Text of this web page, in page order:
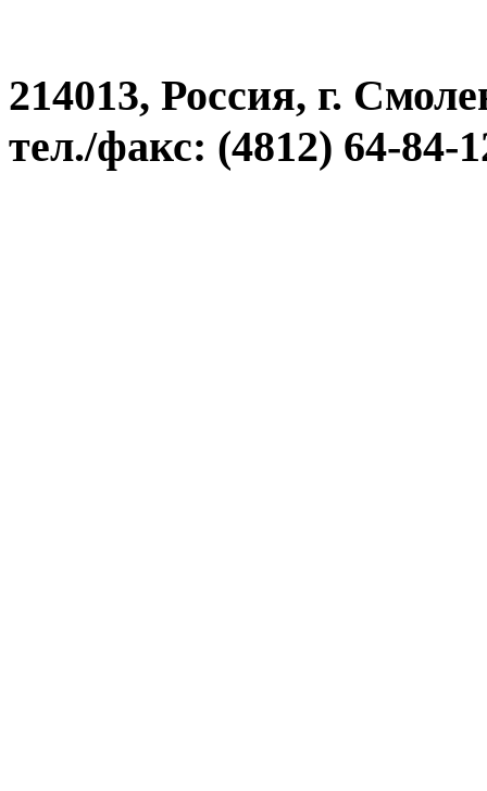
214013, Россия, г.
тел./факс: (4812) 64-84-